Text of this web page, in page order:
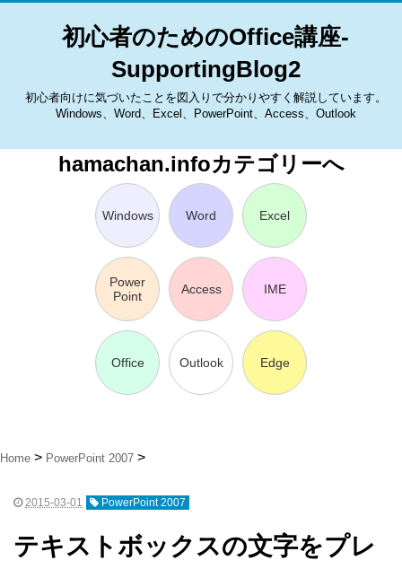
初心者のためのOffice講座-
SupportingBlog2
初心者向けに気づいたことを図入りで分かりやすく解説しています。
Windows、Word、Excel、PowerPoint、Access、Outlook
hamachan.infoカテゴリーへ
Windows Word Excel
Power
Point
Access IME
Office Outlook Edge
Home PowerPoint 2007
2015-03-01 PowerPoint 2007
テキストボックスの文字をプレ